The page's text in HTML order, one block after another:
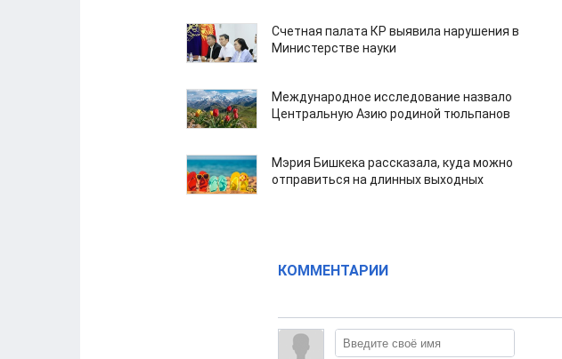
Счетная палата КР выявила нарушения в
Министерстве науки
Международное исследование назвало
Центральную Азию родиной тюльпанов
Мэрия Бишкека рассказала, куда можно
отправиться на длинных выходных
КОММЕНТАРИИ